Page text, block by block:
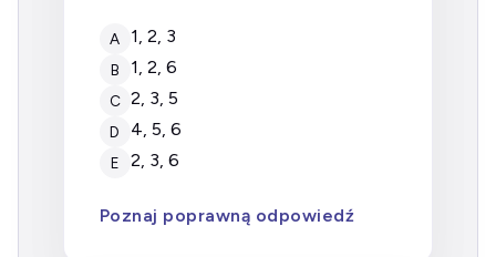
A 1, 2, 3
B 1, 2, 6
C 2, 3, 5
D 4, 5, 6
E 2, 3, 6
Poznaj poprawną odpowiedź